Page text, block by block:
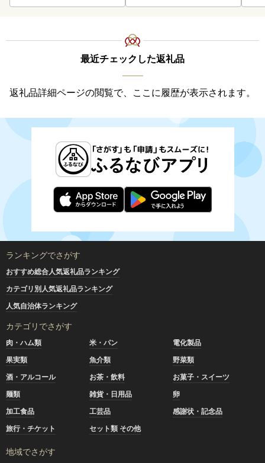
最近チェックした返礼品
返礼品詳細ページの閲覧で、ここに履歴が表示されます。
ランキングでさがす
おすすめ総合人気返礼品ランキング
カテゴリ別人気返礼品ランキング
人気自治体ランキング
カテゴリでさがす
肉・ハム類 米・パン
電化製品
果実類
魚介類
野菜類
酒・アルコール
お茶・飲料
お菓子・スイーツ
麺類
雑貨・日用品
卵
加工食品
工芸品
感謝状・記念品
旅行・チケット
セット類 その他
地域でさがす